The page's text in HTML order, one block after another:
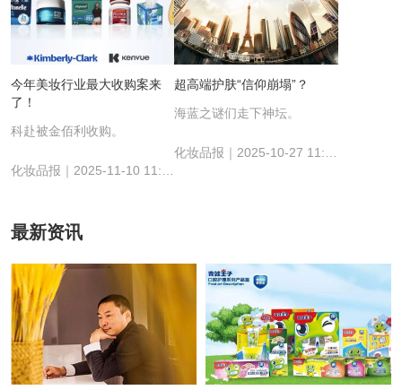
今年美妆行业最大收购案来
了！
科赴被金佰利收购。
超高端护肤“信仰崩塌”？
海蓝之谜们走下神坛。
最新资讯